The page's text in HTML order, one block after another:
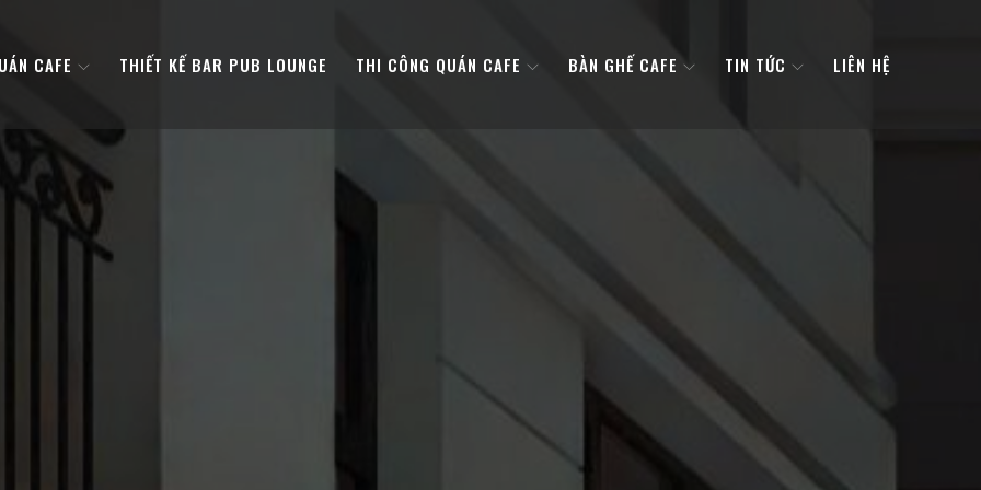
CAFE THIẾT KẾ BAR PUB LOUNGE THI CÔNG QUÁN CAFE BÀN GHẾ CAFE TIN TỨC LIÊN HỆ